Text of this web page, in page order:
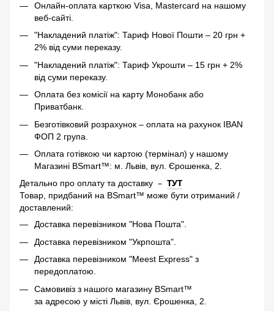
Онлайн-оплата карткою Visa, Mastercard на нашому
веб-сайті.
"Накладений платіж": Тариф Нової Пошти – 20 грн +
2% від суми переказу.
"Накладений платіж": Тариф Укрошти – 15 грн + 2%
від суми переказу.
Оплата без комісії на карту Монобанк або
Приватбанк.
Безготівковий розрахунок – оплата на рахунок IBAN
ФОП 2 група.
Оплата готівкою чи картою (термінал) у нашому
Магазині BSmart™: м. Львів, вул. Єрошенка, 2.
Детально про оплату та доставку – ТУТ
Товар, придбаний на BSmart™ може бути отриманий /
доставлений:
Доставка перевізником "Нова Пошта".
Доставка перевізником "Укрпошта".
Доставка перевізником "Meest Express" з
передоплатою.
Самовивіз з нашого магазину BSmart™
за адресою у місті Львів, вул. Єрошенка, 2.